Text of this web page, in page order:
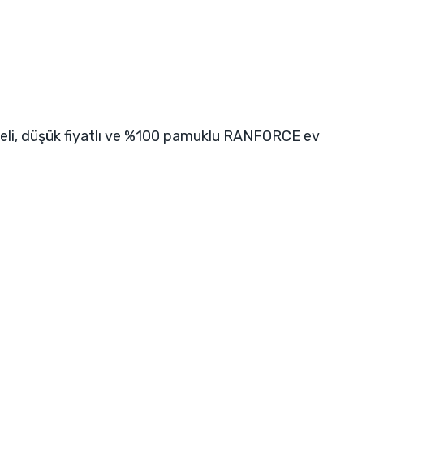
düşük fiyatlı ve %100 pamuklu RANFORCE ev